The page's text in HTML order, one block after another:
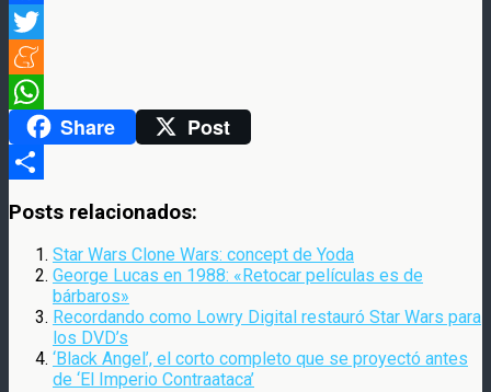
Facebook
Twitter
Meneame
WhatsAppShare Post
Posts relacionados:
Star Wars Clone Wars: concept de Yoda
George Lucas en 1988: «Retocar películas es de
bárbaros»
Recordando como Lowry Digital restauró Star Wars para
los DVD’s
‘Black Angel’, el corto completo que se proyectó antes
de ‘El Imperio Contraataca’